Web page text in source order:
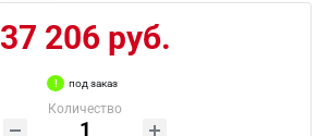
37 206 руб.
под заказ
Количество